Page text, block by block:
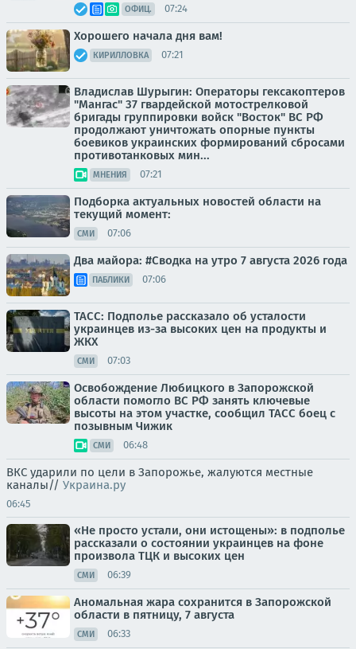
ОФИЦ. 07:24
Хорошего начала дня вам!
КИРИЛЛОВКА 07:21
Владислав Шурыгин: Операторы гексакоптеров
"Мангас" 37 гвардейской мотострелковой
бригады группировки войск "Восток" ВС РФ
продолжают уничтожать опорные пункты
боевиков украинских формирований сбросами
противотанковых мин...
МНЕНИЯ 07:21
Подборка актуальных новостей области на
текущий момент:
СМИ 07:06
Два майора: #Сводка на утро 7 августа 2026 года
ПАБЛИКИ 07:06
ТАСС: Подполье рассказало об усталости
украинцев из-за высоких цен на продукты и
ЖКХ
СМИ 07:03
Освобождение Любицкого в Запорожской
области помогло ВС РФ занять ключевые
высоты на этом участке, сообщил ТАСС боец с
позывным Чижик
СМИ 06:48
ВКС ударили по цели в Запорожье, жалуются местные
каналы// Украина.ру
06:45
«Не просто устали, они истощены»: в подполье
рассказали о состоянии украинцев на фоне
произвола ТЦК и высоких цен
СМИ 06:39
Аномальная жара сохранится в Запорожской
области в пятницу, 7 августа
СМИ 06:33